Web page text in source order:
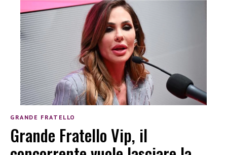
GRANDE FRATELLO
Grande Fratello Vip, il